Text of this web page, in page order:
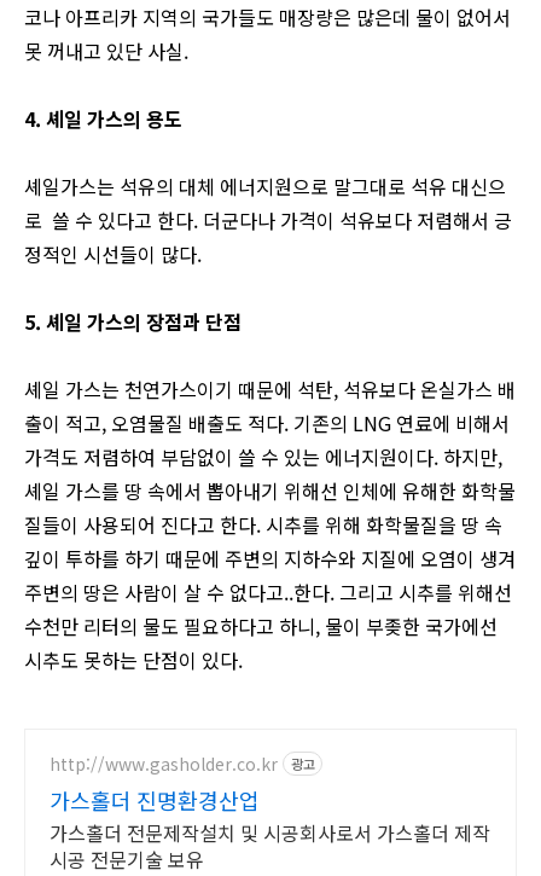
코나 아프리카 지역의 국가들도 매장량은 많은데 물이 없어서
못 꺼내고 있단 사실.
4. 셰일 가스의 용도
셰일가스는 석유의 대체 에너지원으로 말그대로 석유 대신으
로 쓸 수 있다고 한다. 더군다나 가격이 석유보다 저렴해서 긍
정적인 시선들이 많다.
5. 셰일 가스의 장점과 단점
셰일 가스는 천연가스이기 때문에 석탄, 석유보다 온실가스 배
출이 적고, 오염물질 배출도 적다. 기존의 LNG 연료에 비해서
가격도 저렴하여 부담없이 쓸 수 있는 에너지원이다. 하지만,
셰일 가스를 땅 속에서 뽑아내기 위해선 인체에 유해한 화학물
질들이 사용되어 진다고 한다. 시추를 위해 화학물질을 땅 속
깊이 투하를 하기 때문에 주변의 지하수와 지질에 오염이 생겨
주변의 땅은 사람이 살 수 없다고..한다. 그리고 시추를 위해선
수천만 리터의 물도 필요하다고 하니, 물이 부좆한 국가에선
시추도 못하는 단점이 있다.
http://www.gasholder.co.kr 광고
가스홀더 진명환경산업
가스홀더 전문제작설치 및 시공회사로서 가스홀더 제작
시공 전문기술 보유